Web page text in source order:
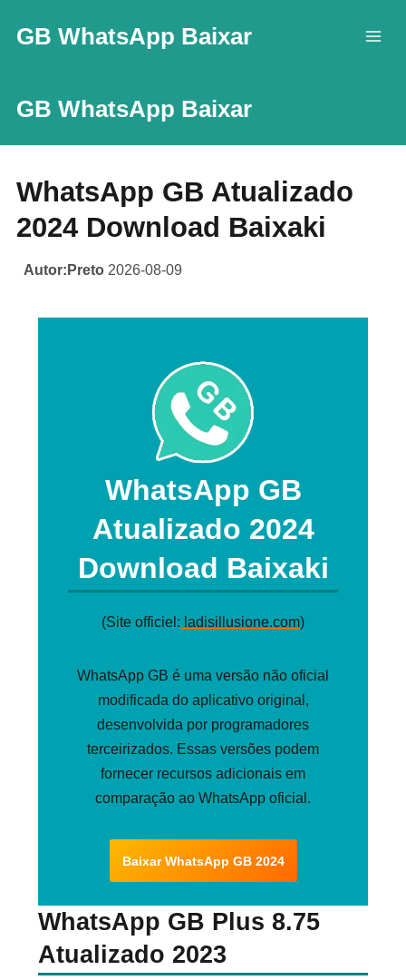
GB WhatsApp Baixar
GB WhatsApp Baixar
WhatsApp GB Atualizado
2024 Download Baixaki
Autor:Preto 2026-08-09
WhatsApp GB
Atualizado 2024
Download Baixaki
(Site officiel: ladisillusione.com)
WhatsApp GB é uma versão não oficial
modificada do aplicativo original,
desenvolvida por programadores
terceirizados. Essas versões podem
fornecer recursos adicionais em
comparação ao WhatsApp oficial.
Baixar WhatsApp GB 2024
WhatsApp GB Plus 8.75
Atualizado 2023